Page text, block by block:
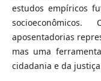
estudos empíricos
aposentadorias
mas uma
cidadania e da